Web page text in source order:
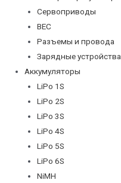
Сервоприводы
BEC
Разъемы и провода
Зарядные устройства
Аккумуляторы
LiPo 1S
LiPo 2S
LiPo 3S
LiPo 4S
LiPo 5S
LiPo 6S
NiMH